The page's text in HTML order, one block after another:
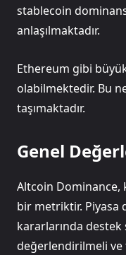
stablecoin
anlaşılmaktadır.
Ethereum gibi
olabilmektedir. Bu
taşımaktadır.
Genel
Altcoin Dominance,
bir metriktir. Piyasa
kararlarında
değerlendirilmeli ve